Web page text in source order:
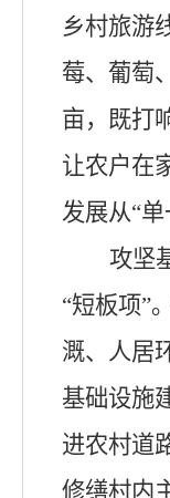
乡村旅游
莓、葡萄
亩，既打
让农户在
发展从“单
攻坚
“短板项”
溉、人居
基础设施
进农村道
修缮村内